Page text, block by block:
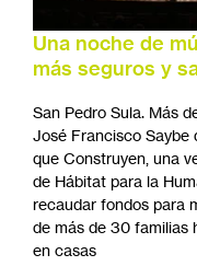
Una noche de
más seguros y
San Pedro Sula. Más
José Francisco Saybe
que Construyen, una
de Hábitat para la
recaudar fondos para
de más de 30 familias
en casas